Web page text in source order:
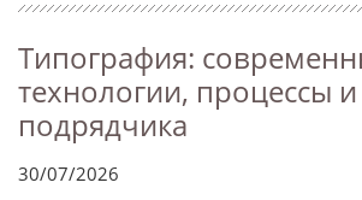
Типография:
технологии, процессы
подрядчика
30/07/2026